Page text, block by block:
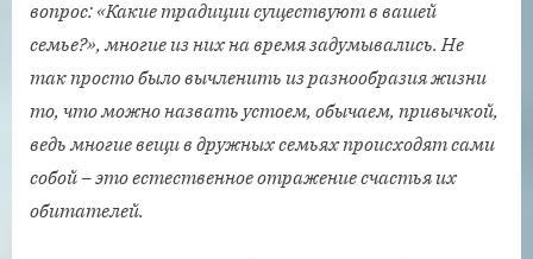
вопрос: «Какие традиции существуют в вашей
семье?», многие из них на время задумывались. Не
так просто было вычленить из разнообразия жизни
то, что можно назвать устоем, обычаем, привычкой,
ведь многие вещи в дружных семьях происходят сами
собой – это естественное отражение счастья их
обитателей.